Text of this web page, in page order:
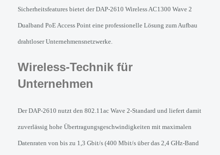
Sicherheitsfeatures bietet der DAP-2610 Wireless AC1300 Wave 2
Dualband PoE Access Point eine professionelle Lösung zum Aufbau
drahtloser Unternehmensnetzwerke.
Wireless-Technik für
Unternehmen
Der DAP-2610 nutzt den 802.11ac Wave 2-Standard und liefert damit
zuverlässig hohe Übertragungsgeschwindigkeiten mit maximalen
Datenraten von bis zu 1,3 Gbit/s (400 Mbit/s über das 2,4 GHz-Band